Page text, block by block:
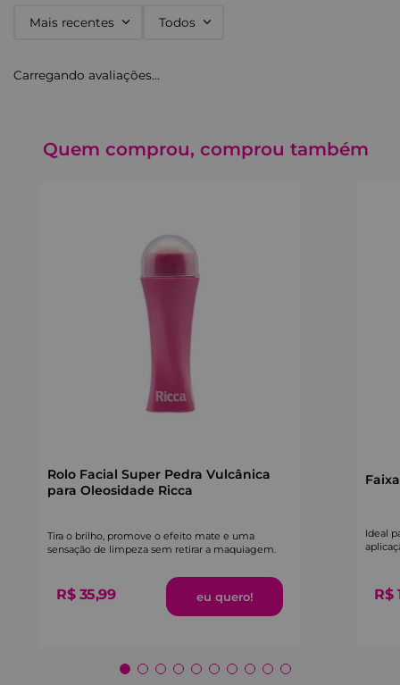
Mais recentes Todos
Carregando avaliações…
Quem comprou, comprou também
Rolo Facial Super Pedra Vulcânica
para Oleosidade Ricca
Tira o brilho, promove o efeito mate e uma
sensação de limpeza sem retirar a maquiagem.
R$ 35,99
Ideal
R$